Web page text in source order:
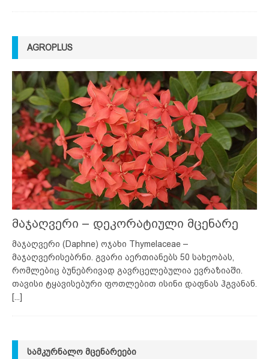
AGROPLUS
მაჯაღვერი – დეკორატიული მცენარე
მაჯაღვერი (Daphne) ოჯახი Thymelaceae –
მაჯაღვერისებრნი. გვარი აერთიანებს 50 სახეობას,
რომლებიც ბუნებრივად გავრცელებულია ევრაზიაში.
თავისი ტყავისებური ფოთლებით ისინი დაფნას ჰგვანან.
[...]
ᲡᲐᲛᲙᲣᲠᲜᲐᲚᲝ ᲛᲪᲔᲜᲐᲠᲔᲔᲑᲘ